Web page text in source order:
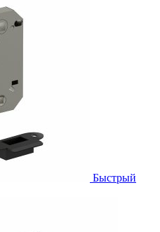
Быстрый